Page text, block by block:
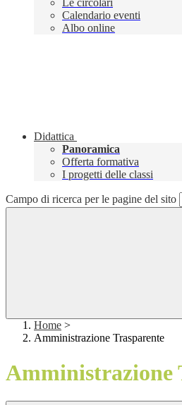
Le circolari
Calendario eventi
Albo online
Didattica
Panoramica
Offerta formativa
I progetti delle classi
Campo di ricerca per le pagine del sito
Home >
Amministrazione Trasparente
Amministrazione